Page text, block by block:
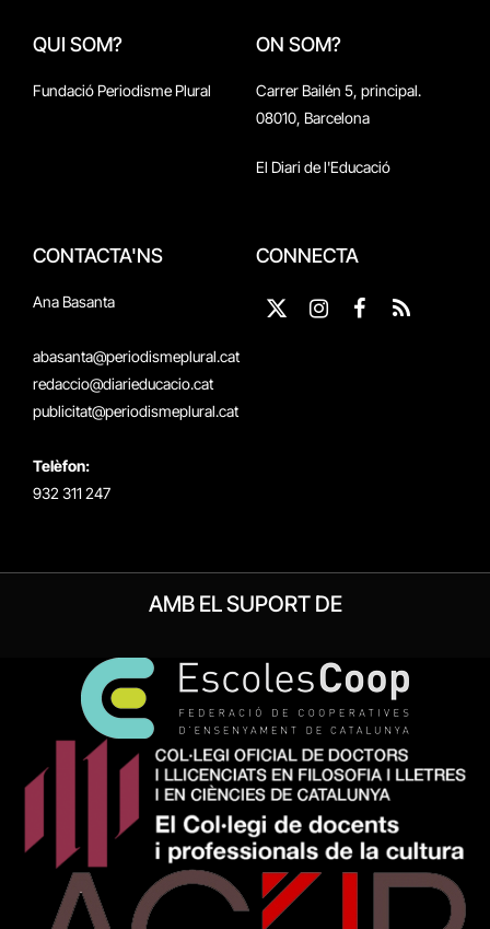
QUI SOM?
Fundació Periodisme Plural
ON SOM?
Carrer Bailén 5, principal.
08010, Barcelona
El Diari de l'Educació
CONTACTA'NS
Ana Basanta
abasanta@periodismeplural.cat
redaccio@diarieducacio.cat
publicitat@periodismeplural.cat
Telèfon:
932 311 247
CONNECTA
X
InstagramFacebook
RSS
AMB EL SUPORT DE